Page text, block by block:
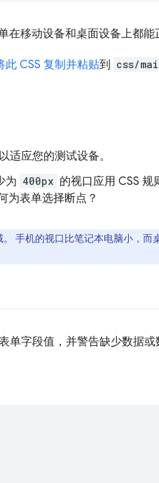
移动设备和桌面设备上都能
此 CSS 复制并粘贴到 css/
以适应您的测试设备。
为 400px 的视口应用 CSS
为表单选择断点？
手机的视口比笔记本电脑小，
字段值，并警告缺少数据或